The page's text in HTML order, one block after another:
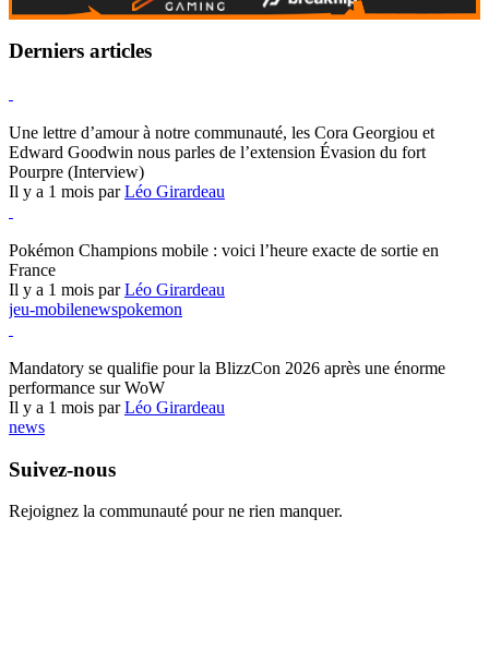
Derniers articles
Une lettre d’amour à notre communauté, les Cora Georgiou et
Edward Goodwin nous parles de l’extension Évasion du fort
Pourpre (Interview)
Il y a 1 mois parLéo Girardeau
Pokémon Champions mobile : voici l’heure exacte de sortie en
France
Il y a 1 mois parLéo Girardeau
jeu-mobilenewspokemon
Mandatory se qualifie pour la BlizzCon 2026 après une énorme
performance sur WoW
Il y a 1 mois parLéo Girardeau
news
Suivez-nous
Rejoignez la communauté pour ne rien manquer.